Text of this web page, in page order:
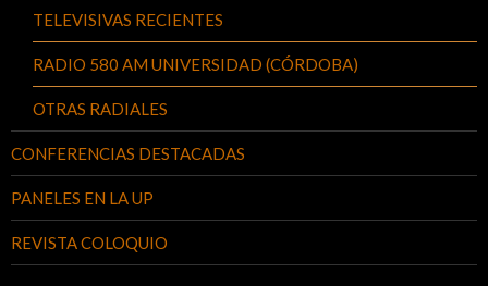
TELEVISIVAS RECIENTES
RADIO 580 AM UNIVERSIDAD (CÓRDOBA)
OTRAS RADIALES
CONFERENCIAS DESTACADAS
PANELES EN LA UP
REVISTA COLOQUIO